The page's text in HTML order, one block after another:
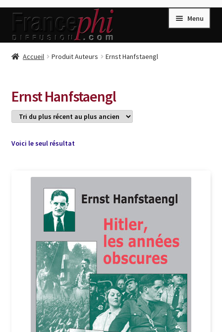
Aller
la
Aller
contenu
Menu
Accueil
Conditions de Vente
Connection
Listes d’Envies
Livres de Peter Randa
Livres de Philippe Randa
Login Customizer
Newsletter
Nous Contacter
Panier
Politique de confidentialité et cookies
Qui sommes-nous ?
Accueil Produit Auteurs Ernst Hanfstaengl
Ernst Hanfstaengl
Voici le seul résultat